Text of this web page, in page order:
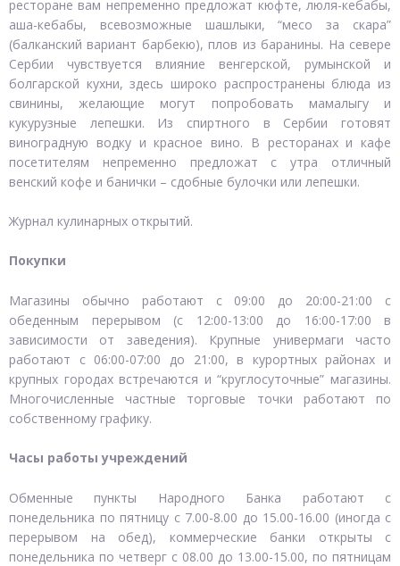
ресторане вам непременно предложат кюфте, люля-кебабы,
аша-кебабы, всевозможные шашлыки, “месо за скара”
(балканский вариант барбекю), плов из баранины. На севере
Сербии чувствуется влияние венгерской, румынской и
болгарской кухни, здесь широко распространены блюда из
свинины, желающие могут попробовать мамалыгу и
кукурузные лепешки. Из спиртного в Сербии готовят
виноградную водку и красное вино. В ресторанах и кафе
посетителям непременно предложат с утра отличный
венский кофе и банички – сдобные булочки или лепешки.
Журнал кулинарных открытий.
Покупки
Магазины обычно работают с 09:00 до 20:00-21:00 с
обеденным перерывом (с 12:00-13:00 до 16:00-17:00 в
зависимости от заведения). Крупные универмаги часто
работают с 06:00-07:00 до 21:00, в курортных районах и
крупных городах встречаются и “круглосуточные” магазины.
Многочисленные частные торговые точки работают по
собственному графику.
Часы работы учреждений
Обменные пункты Народного Банка работают с
понедельника по пятницу с 7.00-8.00 до 15.00-16.00 (иногда с
перерывом на обед), коммерческие банки открыты с
понедельника по четверг с 08.00 до 13.00-15.00, по пятницам